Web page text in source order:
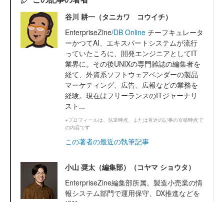
谷川 耕一（タニカワ コウイチ）
EnterpriseZine/DB Online チーフキュレータ
ーかつてAI、エキスパートシステムが流行
っていたころに、開発エンジニアとしてIT
業界に。その後UNIXの専門雑誌の編集者を
経て、外資系ソフトウェアベンダーの製品
マーケティング、広告、広報などの業務を
経験。現在はフリーランスのITジャーナリ
スト...
※プロフィールは、執筆時点、または直近の記事の寄稿時点で
の内容です
この著者の最近の執筆記事
小山 奨太（編集部）（コヤマ ショウタ）
EnterpriseZine編集部所属。製造小売業の情
報システム部門で運用保守、DX推進などを